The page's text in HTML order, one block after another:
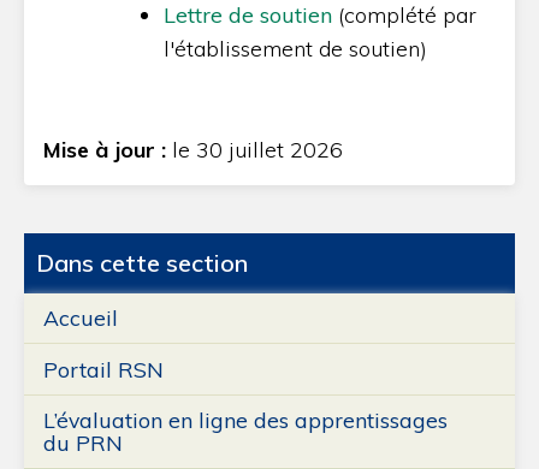
Lettre de soutien (complété par
l'établissement de soutien)
Mise à jour : le 30 juillet 2026
Dans cette section
Accueil
Portail RSN
L’évaluation en ligne des apprentissages
du PRN